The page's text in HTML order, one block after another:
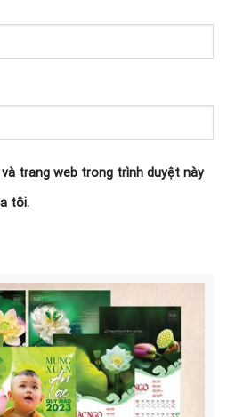
trang web trong trình duyệt này
tôi.